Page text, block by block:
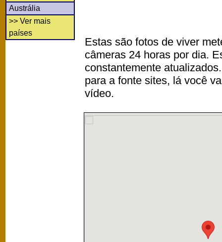
Austrália
>> Ver mais
países
Estas são fotos de viver
câmeras 24 horas por dia.
constantemente
para a fonte sites, lá você
vídeo.